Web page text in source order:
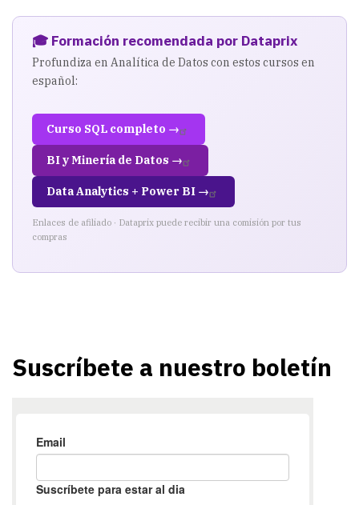
🎓 Formación recomendada por Dataprix
Profundiza en Analítica de Datos con estos cursos en
español:
Curso SQL completo →
BI y Minería de Datos →
Data Analytics + Power BI →
Enlaces de afiliado · Dataprix puede recibir una comisión por tus
compras
Suscríbete a nuestro boletín